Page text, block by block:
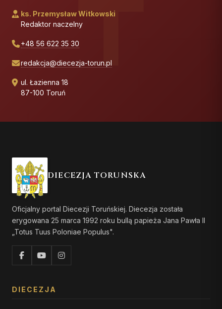
ks. Przemysław Witkowski
Redaktor naczelny
+48 56 622 35 30
redakcja@diecezja-torun.pl
ul. Łazienna 18
87-100 Toruń
DIECEZJA TORUŃSKA
Oficjalny portal Diecezji Toruńskiej. Diecezja została
erygowana 25 marca 1992 roku bullą papieża Jana Pawła II
„Totus Tuus Poloniae Populus".
DIECEZJA